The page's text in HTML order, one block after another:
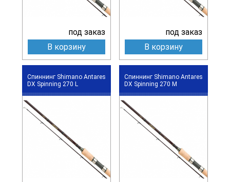
под заказ
В корзину
под заказ
В корзину
Спиннинг Shimano Antares
DX Spinning 270 L
Спиннинг Shimano Antares
DX Spinning 270 M